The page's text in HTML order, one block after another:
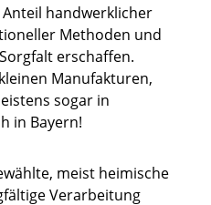
handwerklicher
Methoden und
erschaffen.
Manufakturen,
sogar in
in Bayern!
meist heimische
Verarbeitung